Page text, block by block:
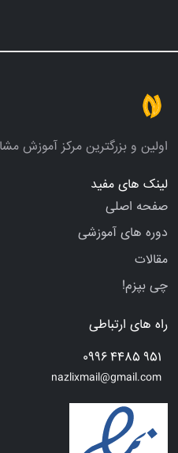
اولین و بزرگترین مرکز آموزش
لینک های مفید
صفحه اصلی
دوره های آموزشی
مقالات
چی بپزم!
راه های ارتباطی
951 4485 0996
nazlixmail@gmail.com